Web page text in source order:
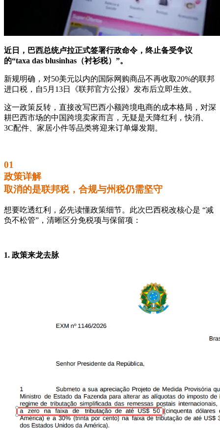
近日，巴西总统卢拉正式签署行政命令，终止备受争议
的“taxa das blusinhas（衬衫税）”。
新规明确，对50美元以内的国际网购商品不再收取20%的联邦
进口税，自5月13日《联邦官方公报》发布后立即生效。
这一政策反转，直接改写巴西小额跨境电商的成本格局，对深
耕巴西市场的中国跨境卖家而言，无疑是天降红利，快消、
3C配件、家居小件等品类将迎来订单爆发期。
01
政策详解
取消的是联邦税，合规与州税仍需坚守
想要吃透红利，必先读懂政策细节。此次巴西税改核心是 “减
负不松管”，清晰区分免税项与保留项：
1. 政策来龙去脉